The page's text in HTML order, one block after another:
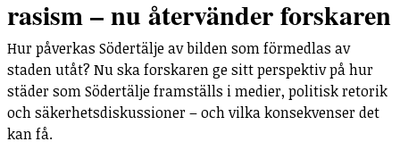
rasism – nu återvänder forskaren
Hur påverkas Södertälje av bilden som förmedlas av
staden utåt? Nu ska forskaren ge sitt perspektiv på hur
städer som Södertälje framställs i medier, politisk retorik
och säkerhetsdiskussioner – och vilka konsekvenser det
kan få.